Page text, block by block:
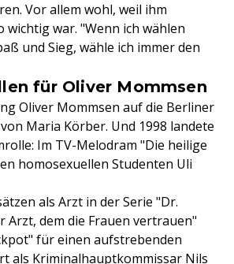
Vor allem wohl, weil ihm
wichtig war. "Wenn ich wählen
und Sieg, wähle ich immer den
für Oliver Mommsen
Oliver Mommsen auf die Berliner
Maria Körber. Und 1998 landete
Im TV-Melodram "Die heilige
homosexuellen Studenten Uli
als Arzt in der Serie "Dr.
Arzt, dem die Frauen vertrauen"
für einen aufstrebenden
als Kriminalhauptkommissar Nils